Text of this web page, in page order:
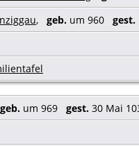
, geb. um 960 gest.
geb. um 969 gest. 30 Mai